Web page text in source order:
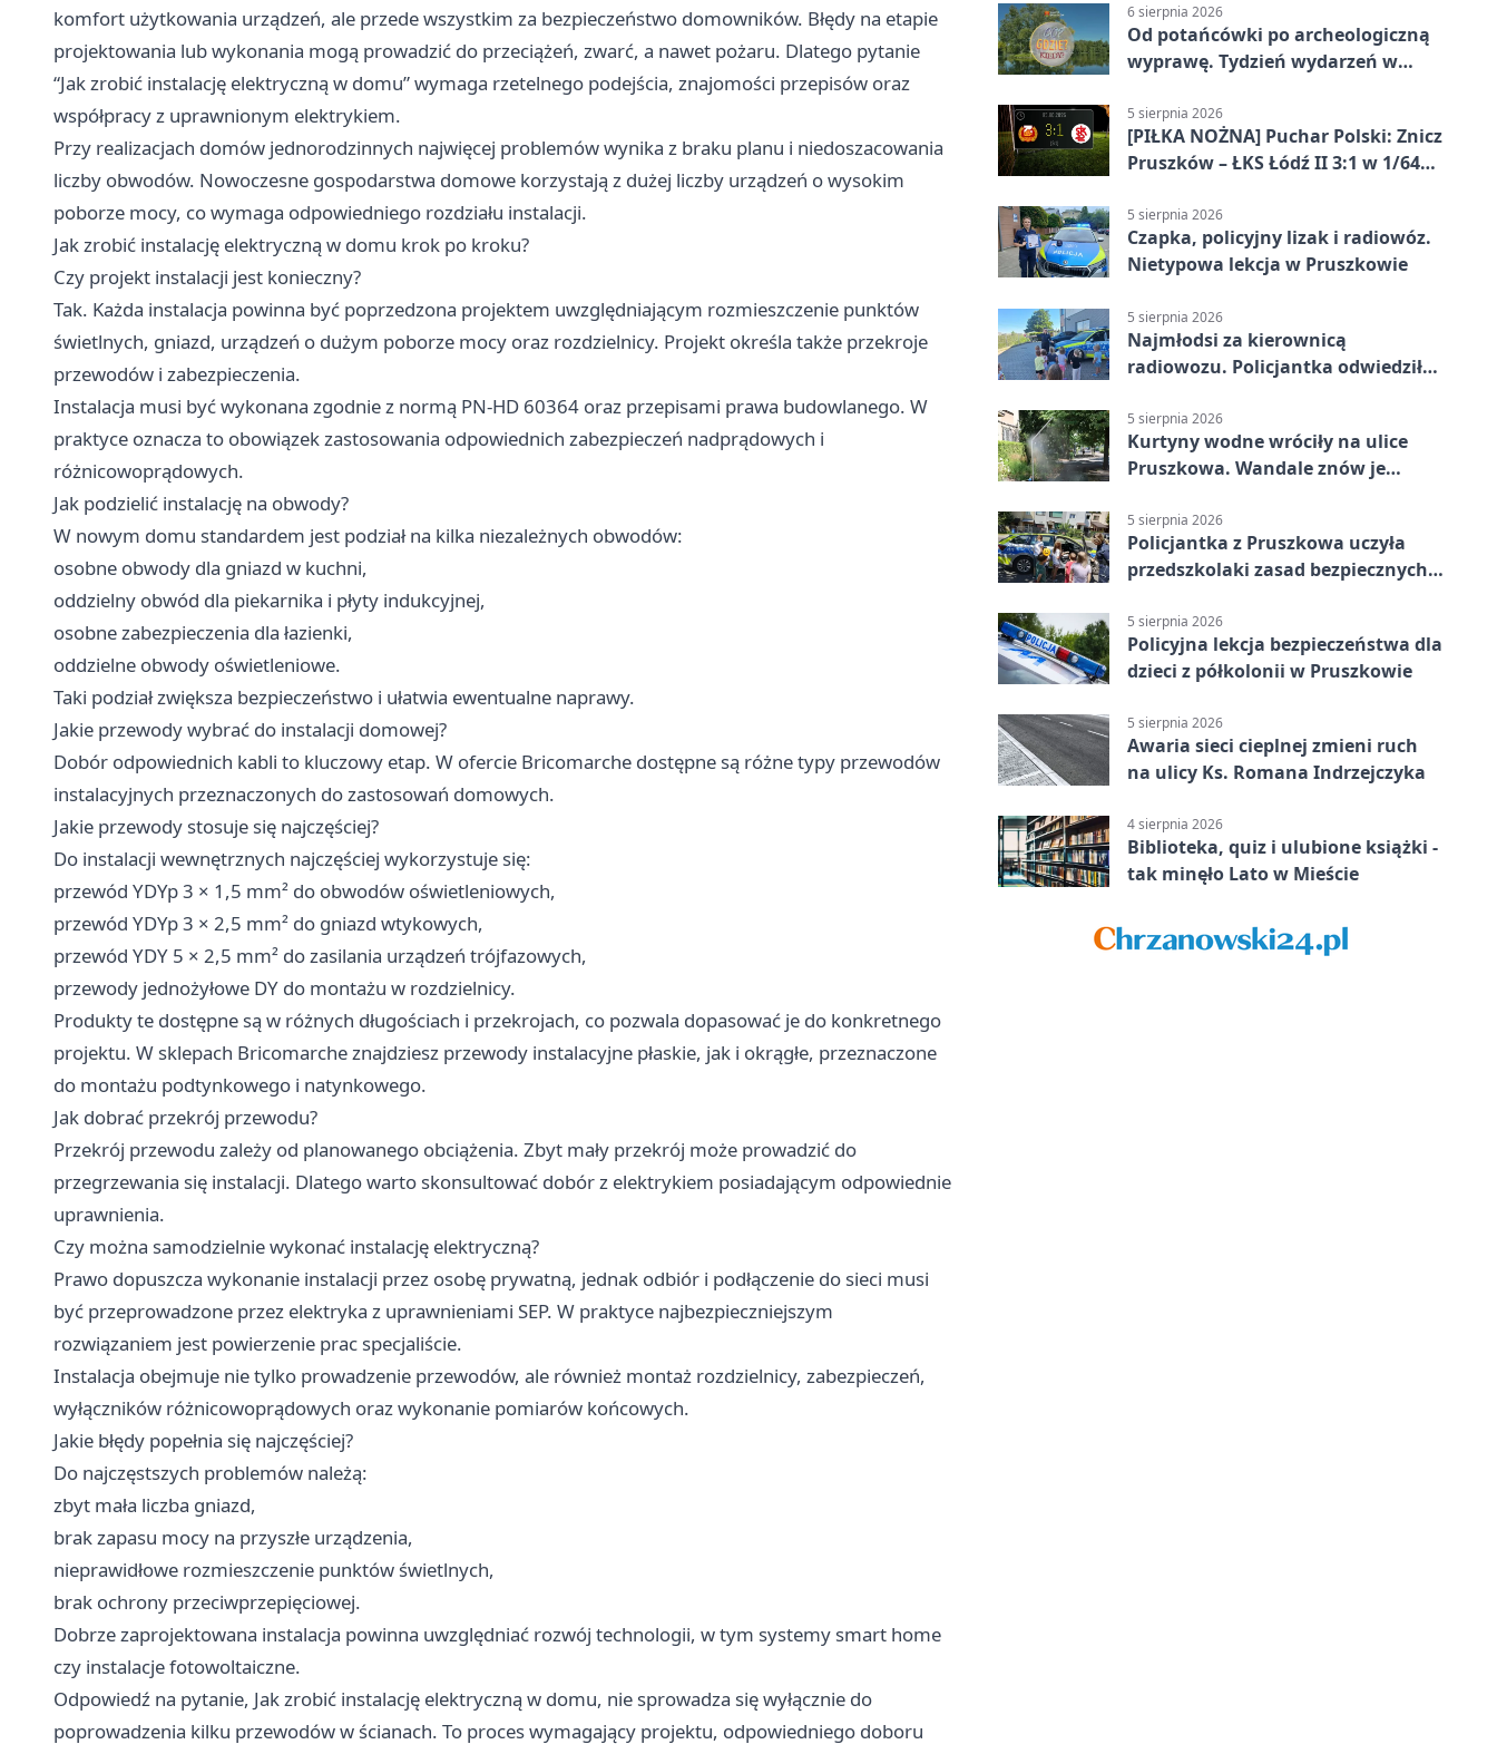
komfort użytkowania urządzeń, ale przede wszystkim za bezpieczeństwo domowników. Błędy na etapie
projektowania lub wykonania mogą prowadzić do przeciążeń, zwarć, a nawet pożaru. Dlatego pytanie
“Jak zrobić instalację elektryczną w domu” wymaga rzetelnego podejścia, znajomości przepisów oraz
współpracy z uprawnionym elektrykiem.
Przy realizacjach domów jednorodzinnych najwięcej problemów wynika z braku planu i niedoszacowania
liczby obwodów. Nowoczesne gospodarstwa domowe korzystają z dużej liczby urządzeń o wysokim
poborze mocy, co wymaga odpowiedniego rozdziału instalacji.
Jak zrobić instalację elektryczną w domu krok po kroku?
Czy projekt instalacji jest konieczny?
Tak. Każda instalacja powinna być poprzedzona projektem uwzględniającym rozmieszczenie punktów
świetlnych, gniazd, urządzeń o dużym poborze mocy oraz rozdzielnicy. Projekt określa także przekroje
przewodów i zabezpieczenia.
Instalacja musi być wykonana zgodnie z normą PN-HD 60364 oraz przepisami prawa budowlanego. W
praktyce oznacza to obowiązek zastosowania odpowiednich zabezpieczeń nadprądowych i
różnicowoprądowych.
Jak podzielić instalację na obwody?
W nowym domu standardem jest podział na kilka niezależnych obwodów:
osobne obwody dla gniazd w kuchni,
oddzielny obwód dla piekarnika i płyty indukcyjnej,
osobne zabezpieczenia dla łazienki,
oddzielne obwody oświetleniowe.
Taki podział zwiększa bezpieczeństwo i ułatwia ewentualne naprawy.
Jakie przewody wybrać do instalacji domowej?
Dobór odpowiednich kabli to kluczowy etap. W ofercie Bricomarche dostępne są różne typy przewodów
instalacyjnych przeznaczonych do zastosowań domowych.
Jakie przewody stosuje się najczęściej?
Do instalacji wewnętrznych najczęściej wykorzystuje się:
przewód YDYp 3 × 1,5 mm² do obwodów oświetleniowych,
przewód YDYp 3 × 2,5 mm² do gniazd wtykowych,
przewód YDY 5 × 2,5 mm² do zasilania urządzeń trójfazowych,
przewody jednożyłowe DY do montażu w rozdzielnicy.
Produkty te dostępne są w różnych długościach i przekrojach, co pozwala dopasować je do konkretnego
projektu. W sklepach Bricomarche znajdziesz przewody instalacyjne płaskie, jak i okrągłe, przeznaczone
do montażu podtynkowego i natynkowego.
Jak dobrać przekrój przewodu?
Przekrój przewodu zależy od planowanego obciążenia. Zbyt mały przekrój może prowadzić do
przegrzewania się instalacji. Dlatego warto skonsultować dobór z elektrykiem posiadającym odpowiednie
uprawnienia.
Czy można samodzielnie wykonać instalację elektryczną?
Prawo dopuszcza wykonanie instalacji przez osobę prywatną, jednak odbiór i podłączenie do sieci musi
być przeprowadzone przez elektryka z uprawnieniami SEP. W praktyce najbezpieczniejszym
rozwiązaniem jest powierzenie prac specjaliście.
Instalacja obejmuje nie tylko prowadzenie przewodów, ale również montaż rozdzielnicy, zabezpieczeń,
wyłączników różnicowoprądowych oraz wykonanie pomiarów końcowych.
Jakie błędy popełnia się najczęściej?
Do najczęstszych problemów należą:
zbyt mała liczba gniazd,
brak zapasu mocy na przyszłe urządzenia,
nieprawidłowe rozmieszczenie punktów świetlnych,
brak ochrony przeciwprzepięciowej.
Dobrze zaprojektowana instalacja powinna uwzględniać rozwój technologii, w tym systemy smart home
czy instalacje fotowoltaiczne.
Odpowiedź na pytanie, Jak zrobić instalację elektryczną w domu, nie sprowadza się wyłącznie do
poprowadzenia kilku przewodów w ścianach. To proces wymagający projektu, odpowiedniego doboru
6 sierpnia 2026
Od potańcówki po archeologiczną
wyprawę. Tydzień wydarzeń w
5 sierpnia 2026
[PIŁKA NOŻNA] Puchar Polski: Znicz
Pruszków – ŁKS Łódź II 3:1 w 1/64
5 sierpnia 2026
Czapka, policyjny lizak i radiowóz.
Nietypowa lekcja w Pruszkowie
5 sierpnia 2026
Najmłodsi za kierownicą
radiowozu. Policjantka odwiedziła
5 sierpnia 2026
Kurtyny wodne wróciły na ulice
Pruszkowa. Wandale znów je
5 sierpnia 2026
Policjantka z Pruszkowa uczyła
przedszkolaki zasad bezpiecznych
5 sierpnia 2026
Policyjna lekcja bezpieczeństwa dla
dzieci z półkolonii w Pruszkowie
5 sierpnia 2026
Awaria sieci cieplnej zmieni ruch
na ulicy Ks. Romana Indrzejczyka
4 sierpnia 2026
Biblioteka, quiz i ulubione książki -
tak minęło Lato w Mieście